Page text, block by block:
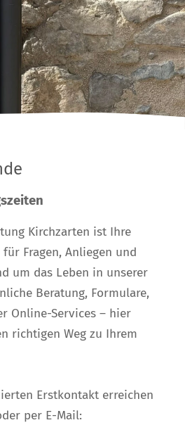
Kirchzarten ist Ihre
Fragen, Anliegen und
um das Leben in unserer
Beratung, Formulare,
Online-Services – hier
richtigen Weg zu Ihrem
Erstkontakt erreichen
per E-Mail: